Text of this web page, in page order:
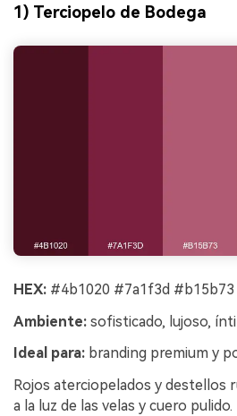
1) Terciopelo de Bodega
HEX: #4b1020 #7a1f3d
Ambiente: sofisticado, lujoso,
Ideal para: branding premium y
Rojos aterciopelados y destellos
a la luz de las velas y cuero